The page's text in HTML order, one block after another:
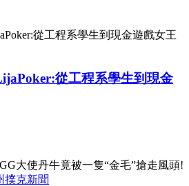
從工程系學生到現金
撲克新聞